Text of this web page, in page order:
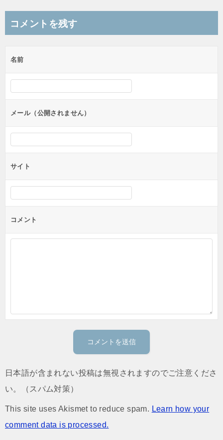
ビ
ー
シ
ョ
ン
コメントを残す
名前
メール（公開されません）
サイト
コメント
日本語が含まれない投稿は無視されますのでご注意くださ
い。（スパム対策）
This site uses Akismet to reduce spam. Learn how your
comment data is processed.